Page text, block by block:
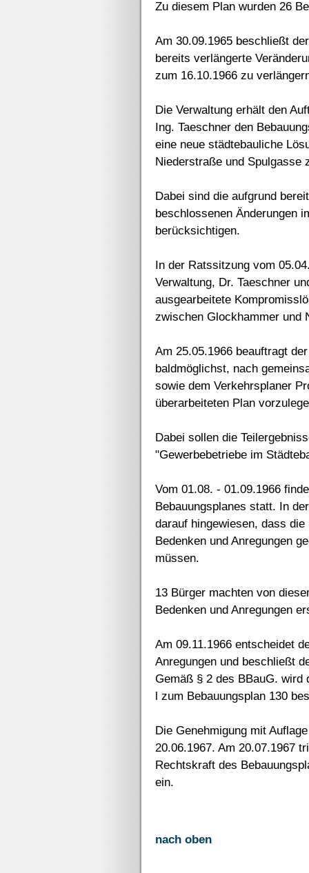
Zu diesem Plan wurden 26
Am 30.09.1965 beschließt
bereits verlängerte
zum 16.10.1966 zu
Die Verwaltung erhält den
Ing. Taeschner den
eine neue städtebauliche
Niederstraße und Spulgasse
Dabei sind die aufgrund
beschlossenen Änderungen
berücksichtigen.
In der Ratssitzung vom
Verwaltung, Dr. Taeschner
ausgearbeitete
zwischen Glockhammer und
Am 25.05.1966 beauftragt
baldmöglichst, nach
sowie dem Verkehrsplaner
überarbeiteten Plan
Dabei sollen die
"Gewerbebetriebe im
Vom 01.08. - 01.09.1966
Bebauungsplanes statt. In
darauf hingewiesen, dass
Bedenken und Anregungen
müssen.
13 Bürger machten von
Bedenken und Anregungen
Am 09.11.1966 entscheidet
Anregungen und beschließt
Gemäß § 2 des BBauG. wird
l zum Bebauungsplan 130
Die Genehmigung mit
20.06.1967. Am 20.07.1967
Rechtskraft des
ein.
nach oben